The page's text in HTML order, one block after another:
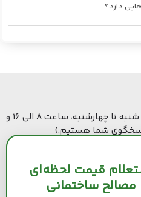
دارد؟
(از شنبه تا چهارشنبه، ساعت ۸ الی ۱۶ و
قیمت مصالح ساختمانی
قیمت لحظه‌ای
مصالح ساختمانی